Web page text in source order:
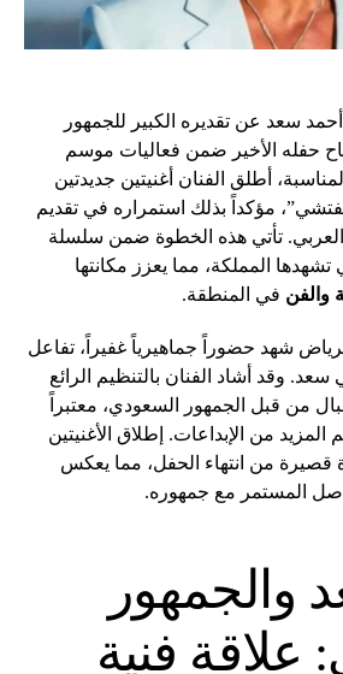
سعد عن تقديره الكبير للجمهور
حفله الأخير ضمن فعاليات موسم
أطلق الفنان أغنيتين جديدتين
مؤكداً بذلك استمراره في تقديم
العربي. تأتي هذه الخطوة ضمن سلسلة
تشهدها المملكة، مما يعزز مكانتها
والفن في المنطقة.
شهد حضوراً جماهيرياً غفيراً، تفاعل
وقد أشاد الفنان بالتنظيم الرائع
من قبل الجمهور السعودي، معتبراً
المزيد من الإبداعات. إطلاق الأغنيتين
قصيرة من انتهاء الحفل، مما يعكس
المستمر مع جمهوره.
والجمهور
علاقة فنية